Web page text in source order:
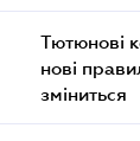
Тютюнові
нові
зміниться